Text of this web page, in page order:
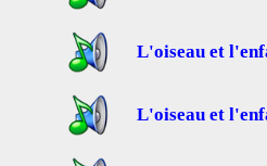
L'oiseau et
L'oiseau et